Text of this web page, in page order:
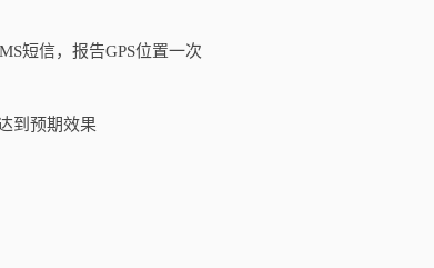
短信，报告GPS位置一次
到预期效果